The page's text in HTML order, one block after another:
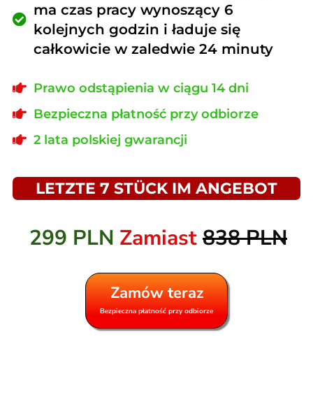
ma czas pracy wynoszący 6
kolejnych godzin i ładuje się
całkowicie w zaledwie 24 minuty
Prawo odstąpienia w ciągu 14 dni
Bezpieczna płatność przy odbiorze
2 lata polskiej gwarancji
LETZTE 7 STÜCK IM ANGEBOT
299 PLN Zamiast838 PLN
Zamów teraz
Bezpieczna płatność przy odbiorze